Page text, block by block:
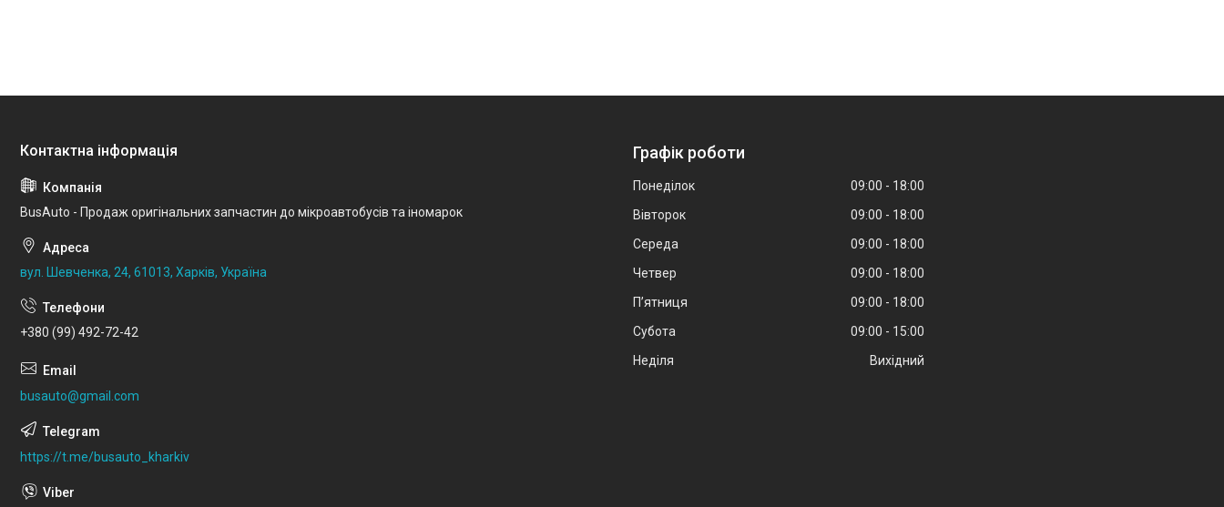
BusAuto - Продаж оригінальних запчастин до мікроавтобусів та іномарок
вул. Шевченка, 24, 61013, Харків, Україна
+380 (99) 492-72-42
busauto@gmail.com
https://t.me/busauto_kharkiv
Графік роботи
Понеділок 09:00
18:00
Вівторок
09:00
18:00
Середа
09:00
18:00
Четвер
09:00
18:00
Пʼятниця
09:00
18:00
Субота
09:00
15:00
Неділя
Вихідний